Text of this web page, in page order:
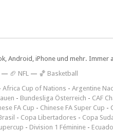
Android, iPhone und mehr. Immer
— 🏈 NFL — 🏀 Basketball
Africa Cup of Nations - Argentine
- Bundesliga Österreich - CAF
FA Cup - Chinese FA Super Cup -
- Copa Libertadores - Copa
- Division 1 Féminine -